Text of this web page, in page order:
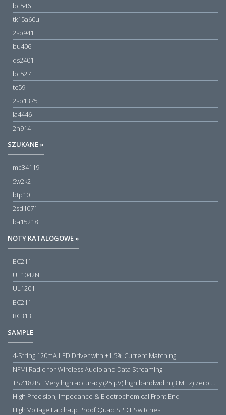
bc546
tk15a60u
2sb941
bu406
ds2401
bc527
tc59
2sb1375
la4446
2n914
SZUKANE »
mc34119
5w2k2
btp10
2sd1071
ba15218
NOTY KATALOGOWE »
BC211
UL1042N
UL1201
BC211
BC313
SAMPLE
4-String 120mA LED Driver with ±1.5% Current Matching
NFMI Radio for Wireless Audio and Data Streaming
TSZ182IST Very high accuracy (25 µV) high bandwidth (3 MHz) zero drift 5 V operational amplifiers
High Precision, Impedance & Electrochemical Front End
High Voltage Latch-up Proof Quad SPDT Switches